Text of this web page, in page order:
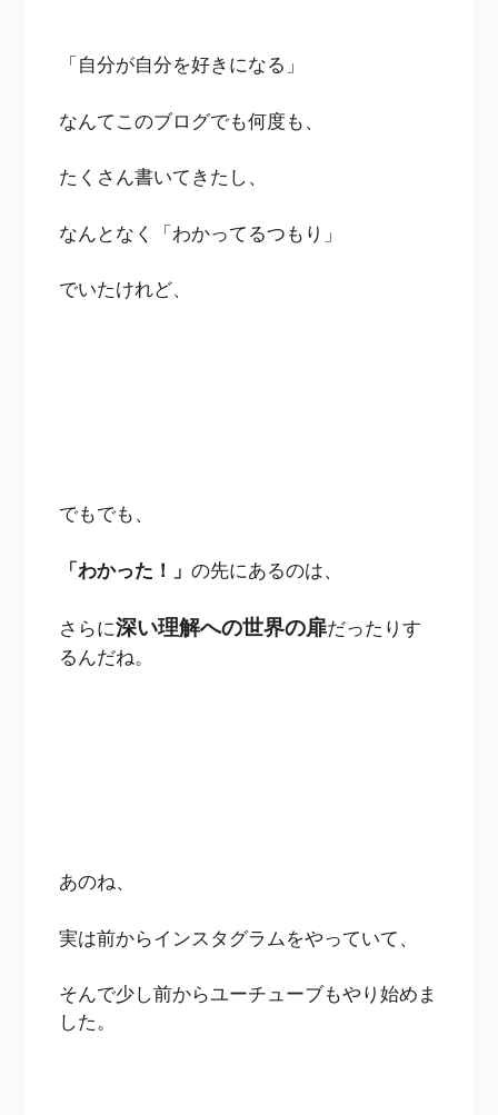
「自分が自分を好きになる」
なんてこのブログでも何度も、
たくさん書いてきたし、
なんとなく「わかってるつもり」
でいたけれど、
でもでも、
「わかった！」の先にあるのは、
さらに深い理解への世界の扉だったりす
るんだね。
あのね、
実は前からインスタグラムをやっていて、
そんで少し前からユーチューブもやり始めま
した。